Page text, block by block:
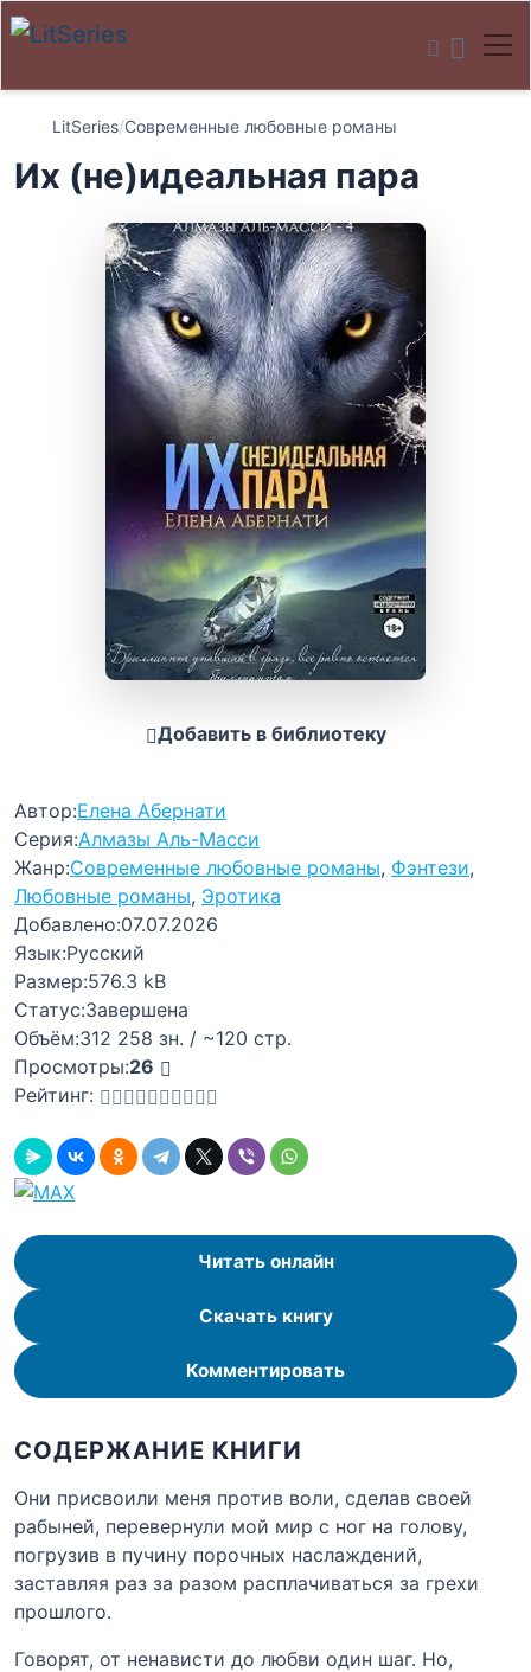
LitSeries/Современные любовные романы
Их (не)идеальная пара
Добавить в библиотеку
Автор:Елена Абернати
Серия:Алмазы Аль-Масси
Жанр:Современные любовные романы, Фэнтези,
Любовные романы, Эротика
Добавлено:07.07.2026
Язык:Русский
Размер:576.3 kB
Статус:Завершена
Объём:312 258 зн. / ~120 стр.
Просмотры:26
Рейтинг:
Читать онлайн
Скачать книгу
Комментировать
СОДЕРЖАНИЕ КНИГИ
Они присвоили меня против воли, сделав своей
рабыней, перевернули мой мир с ног на голову,
погрузив в пучину порочных наслаждений,
заставляя раз за разом расплачиваться за грехи
прошлого.
Говорят, от ненависти до любви один шаг. Но,